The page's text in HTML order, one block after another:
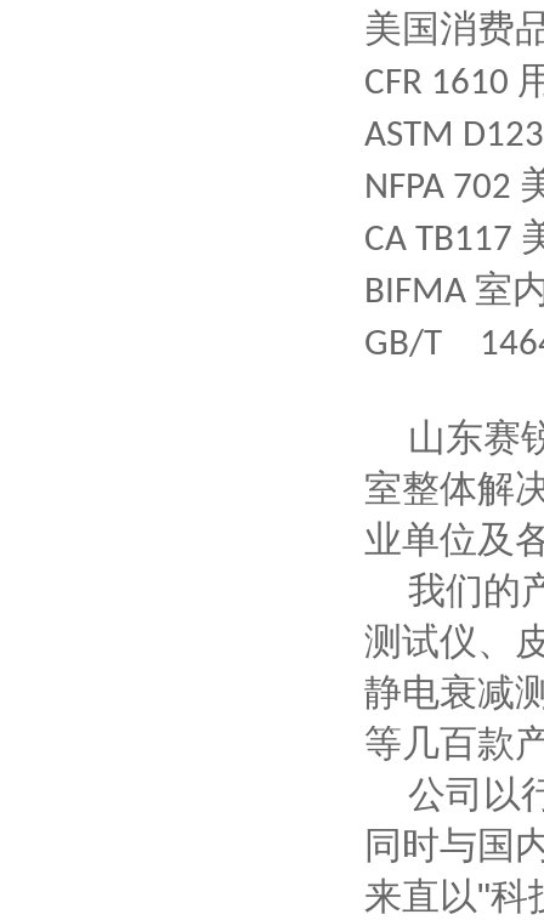
美国消费
CFR 1610
ASTM
NFPA 702
CA TB117
BIFMA 室
GB/T
山东赛
室整体解
业单位及
我们的
测试仪、
静电衰减
等几百款
公司以
同时与国
来直以"科